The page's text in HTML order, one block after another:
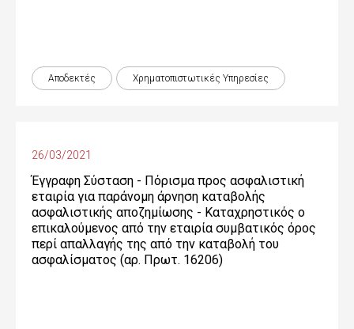
Αποδεκτές Χρηματοπιστωτικές Yπηρεσίες
26/03/2021
Έγγραφη Σύσταση - Πόρισμα προς ασφαλιστική
εταιρία για παράνομη άρνηση καταβολής
ασφαλιστικής αποζημίωσης - Καταχρηστικός ο
επικαλούμενος από την εταιρία συμβατικός όρος
περί απαλλαγής της από την καταβολή του
ασφαλίσματος (αρ. Πρωτ. 16206)